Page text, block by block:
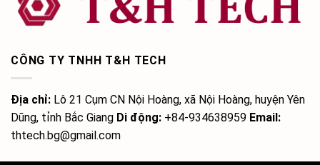
CÔNG TY TNHH T&H TECH
Địa chỉ: Lô 21 Cụm CN Nội Hoàng, xã Nội Hoàng, huyện Yên
Dũng, tỉnh Bắc Giang Di động: +84-934638959 Email:
thtech.bg@gmail.com